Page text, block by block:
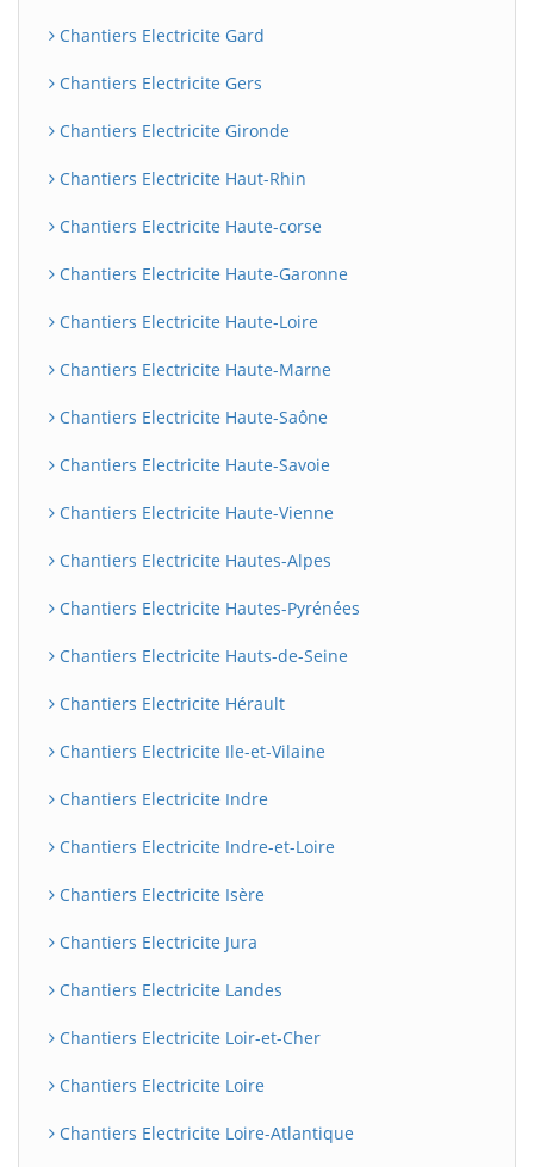
Chantiers Electricite Gard
Chantiers Electricite Gers
Chantiers Electricite Gironde
Chantiers Electricite Haut-Rhin
Chantiers Electricite Haute-corse
Chantiers Electricite Haute-Garonne
Chantiers Electricite Haute-Loire
Chantiers Electricite Haute-Marne
Chantiers Electricite Haute-Saône
Chantiers Electricite Haute-Savoie
Chantiers Electricite Haute-Vienne
Chantiers Electricite Hautes-Alpes
Chantiers Electricite Hautes-Pyrénées
Chantiers Electricite Hauts-de-Seine
Chantiers Electricite Hérault
Chantiers Electricite Ile-et-Vilaine
Chantiers Electricite Indre
Chantiers Electricite Indre-et-Loire
Chantiers Electricite Isère
Chantiers Electricite Jura
Chantiers Electricite Landes
Chantiers Electricite Loir-et-Cher
Chantiers Electricite Loire
Chantiers Electricite Loire-Atlantique